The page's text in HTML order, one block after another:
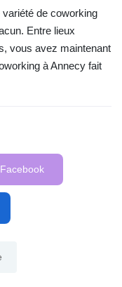
de coworking
Entre lieux
vous avez maintenant
à Annecy fait
Facebook